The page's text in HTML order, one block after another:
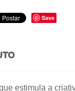
Save
estimula a